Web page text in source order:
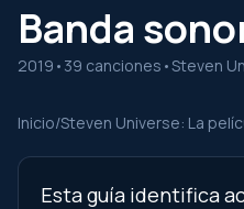
Banda
2019 • 39 canciones •Steven
Inicio/Steven Universe: La
Esta guía identifica